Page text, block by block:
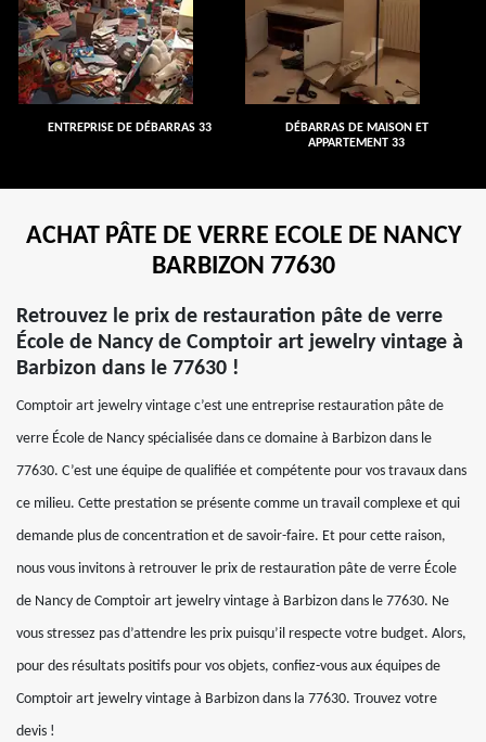
ENTREPRISE DE DÉBARRAS 33
DÉBARRAS DE MAISON ET
APPARTEMENT 33
ACHAT PÂTE DE VERRE ECOLE DE NANCY
BARBIZON 77630
Retrouvez le prix de restauration pâte de verre
École de Nancy de Comptoir art jewelry vintage à
Barbizon dans le 77630 !
Comptoir art jewelry vintage c’est une entreprise restauration pâte de
verre École de Nancy spécialisée dans ce domaine à Barbizon dans le
77630. C’est une équipe de qualifiée et compétente pour vos travaux dans
ce milieu. Cette prestation se présente comme un travail complexe et qui
demande plus de concentration et de savoir-faire. Et pour cette raison,
nous vous invitons à retrouver le prix de restauration pâte de verre École
de Nancy de Comptoir art jewelry vintage à Barbizon dans le 77630. Ne
vous stressez pas d’attendre les prix puisqu’il respecte votre budget. Alors,
pour des résultats positifs pour vos objets, confiez-vous aux équipes de
Comptoir art jewelry vintage à Barbizon dans la 77630. Trouvez votre
devis !